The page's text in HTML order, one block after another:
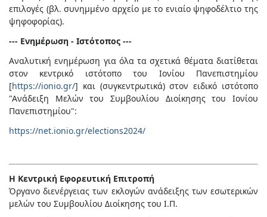
επιλογές (βλ. συνημμένο αρχείο με το ενιαίο ψηφοδέλτιο της
ψηφοφορίας).
--- Ενημέρωση - Ιστότοπος ---
Αναλυτική ενημέρωση για όλα τα σχετικά θέματα διατίθεται
στον κεντρικό ιστότοπο του Ιονίου Πανεπιστημίου
[https://ionio.gr/] και (συγκεντρωτικά) στον ειδικό ιστότοπο
"Ανάδειξη Μελών του Συμβουλίου Διοίκησης του Ιονίου
Πανεπιστημίου":
https://net.ionio.gr/elections2024/
Η Κεντρική Εφορευτική Επιτροπή
Όργανο διενέργειας των εκλογών ανάδειξης των εσωτερικών
μελών του Συμβουλίου Διοίκησης του Ι.Π.